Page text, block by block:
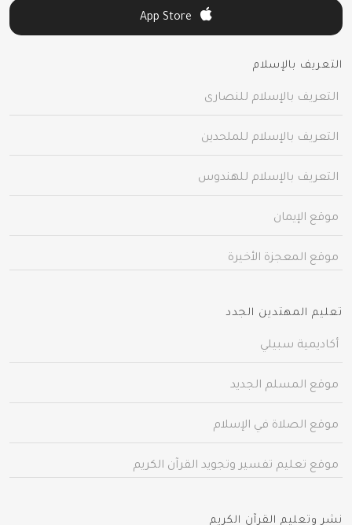
التعريف بالإسلام
التعريف بالإسلام للنصارى
التعريف بالإسلام للملحدين
التعريف بالإسلام للهندوس
موقع الإيمان
موقع المعجزة الأخيرة
تعليم المهتدين الجدد
أكاديمية سبيلي
موقع المسلم الجديد
موقع الصلاة في الإسلام
موقع تعليم تفسير وتجويد القرآن الكريم
نشر وتعليم القرآن الكريم